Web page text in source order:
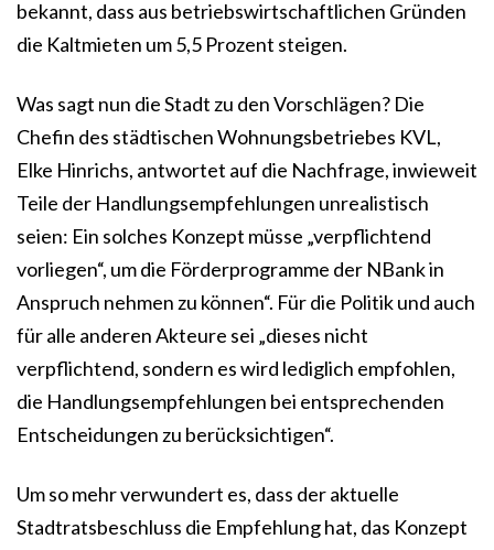
bekannt, dass aus betriebswirtschaftlichen Gründen
die Kaltmieten um 5,5 Prozent steigen.
Was sagt nun die Stadt zu den Vorschlägen? Die
Chefin des städtischen Wohnungsbetriebes KVL,
Elke Hinrichs, antwortet auf die Nachfrage, inwieweit
Teile der Handlungsempfehlungen unrealistisch
seien: Ein solches Konzept müsse „verpflichtend
vorliegen“, um die Förderprogramme der NBank in
Anspruch nehmen zu können“. Für die Politik und auch
für alle anderen Akteure sei „dieses nicht
verpflichtend, sondern es wird lediglich empfohlen,
die Handlungsempfehlungen bei entsprechenden
Entscheidungen zu berücksichtigen“.
Um so mehr verwundert es, dass der aktuelle
Stadtratsbeschluss die Empfehlung hat, das Konzept